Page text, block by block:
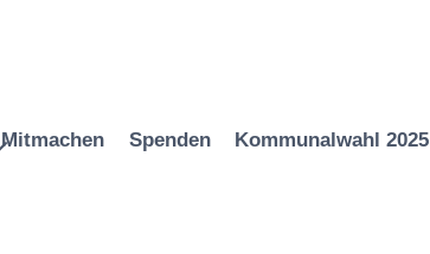
Mitmachen Spenden Kommunalwahl 2025